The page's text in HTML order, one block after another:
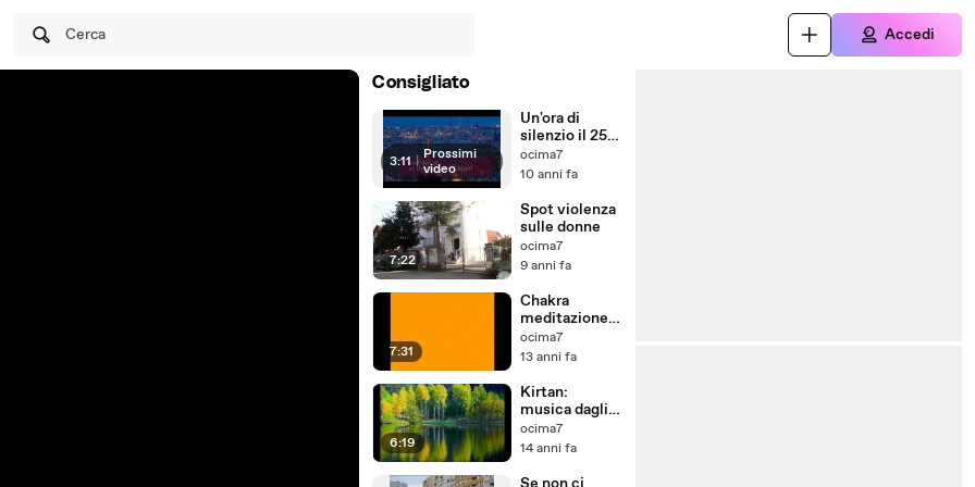
Cerca Accedi
Consigliato
3:11 | Prossimi
video
Un'ora di
silenzio il 25
novembre
ocima7
10 anni fa
7:22
Spot violenza
sulle donne
ocima7
9 anni fa
7:31
Chakra
meditazione
sui colori
ocima7
13 anni fa
6:19
Kirtan:
musica dagli
effetti
terapeutici
stress
ocima7
14 anni fa